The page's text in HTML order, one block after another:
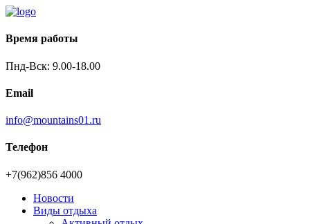
Время работы
Пнд-Вск: 9.00-18.00
Email
info@mountains01.ru
Телефон
+7(962)856 4000
Новости
Виды отдыха